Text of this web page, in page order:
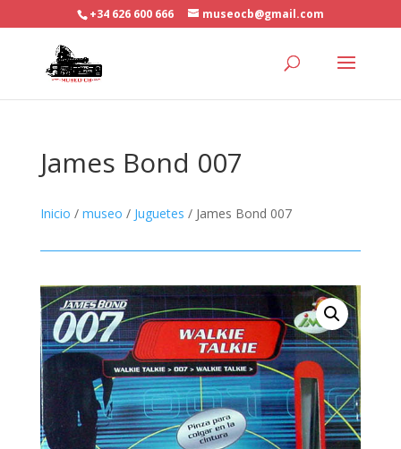
+34 626 600 666 museocb@gmail.com
James Bond 007
Inicio / museo / Juguetes / James Bond 007